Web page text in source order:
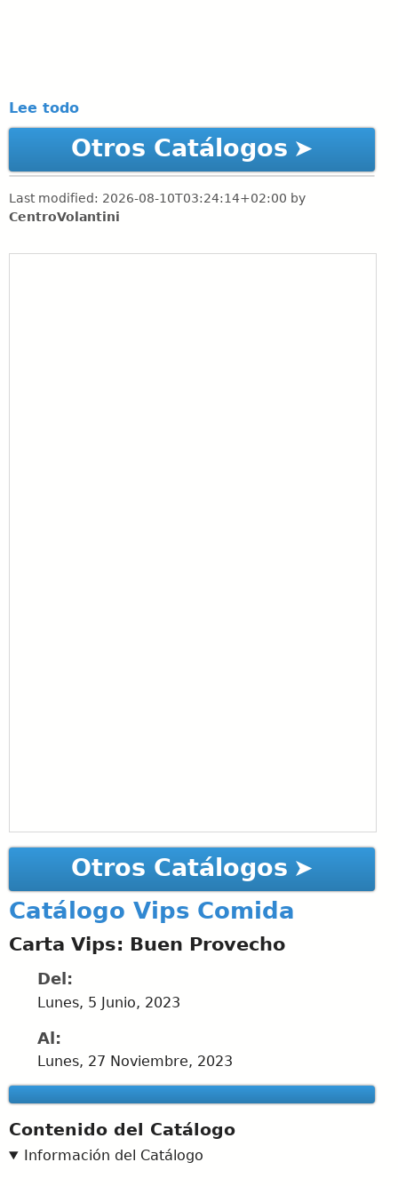
Lee todo
Otros Catálogos
Last modified: 2026-08-10T03:24:14+02:00 by
CentroVolantini
Otros Catálogos
Catálogo Vips Comida
Carta Vips: Buen Provecho
Del:
Lunes, 5 Junio, 2023
Al:
Lunes, 27 Noviembre, 2023
Contenido del Catálogo
Información del Catálogo